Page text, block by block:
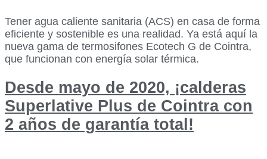
Tener agua caliente sanitaria (ACS) en casa de forma
eficiente y sostenible es una realidad. Ya está aquí la
nueva gama de termosifones Ecotech G de Cointra,
que funcionan con energía solar térmica.
Desde mayo de 2020, ¡calderas
Superlative Plus de Cointra con
2 años de garantía total!